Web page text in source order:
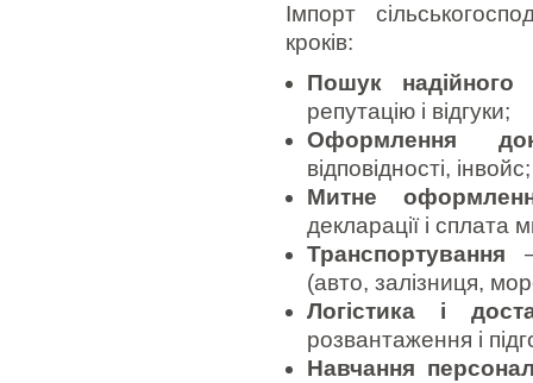
Імпорт
кроків:
Пошук надійного
репутацію і відгуки;
Оформлення
відповідності, інвойс;
Митне
декларації і сплата
Транспортування
(авто, залізниця,
Логістика і
розвантаження і
Навчання